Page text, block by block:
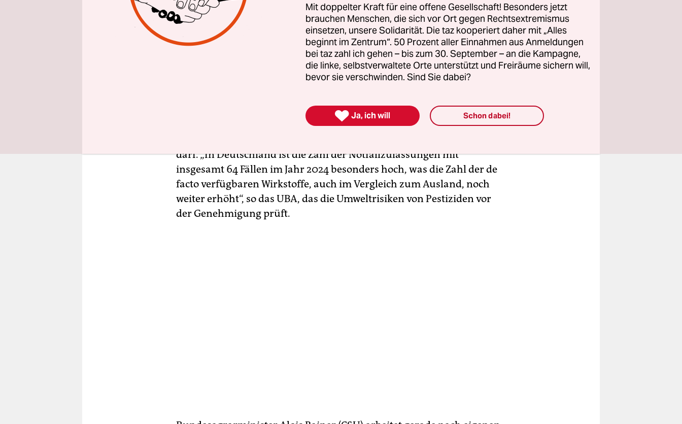
nicht weniger, sondern sogar mehrPestizidwirkstoffeerlaubt als in
mehreren Nachbarländern. „Nach Angaben der EU-Kommission
waren 2024 in Deutschland Pflanzenschutzmittel mit 281 Wirkstoffen
regulär zugelassen, in den Niederlanden 266, in Österreich 248 und in
Polen 277“, teilte ein Sprecher des Umweltbundesamts (UBA) der taz
Hinzu kämen Mittel mit Wirkstoffen, die eigentlich von der EU
verboten sind, die ein Staat aber wegen einer nicht anders
darf. „In Deutschland ist die Zahl der Notfallzulassungen mit
insgesamt 64 Fällen im Jahr 2024 besonders hoch, was die Zahl der de
facto verfügbaren Wirkstoffe, auch im Vergleich zum Ausland, noch
weiter erhöht“, so das UBA, das die Umweltrisiken von Pestiziden vor
der Genehmigung prüft.
Mit doppelter Kraft für eine offene Gesellschaft! Besonders jetzt
brauchen Menschen, die sich vor Ort gegen Rechtsextremismus
einsetzen, unsere Solidarität. Die taz kooperiert daher mit „Alles
beginnt im Zentrum“. 50 Prozent aller Einnahmen aus Anmeldungen
bei taz zahl ich gehen – bis zum 30. September – an die Kampagne,
die linke, selbstverwaltete Orte unterstützt und Freiräume sichern will,
bevor sie verschwinden. Sind Sie dabei?
 Ja, ich will Schon dabei!